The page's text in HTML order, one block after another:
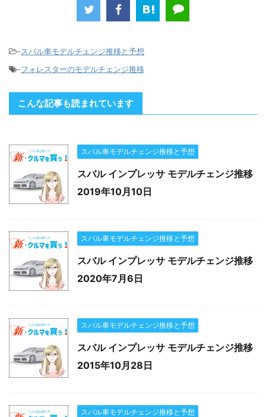
-スバル車モデルチェンジ推移と予想
-フォレスターのモデルチェンジ推移
こんな記事も読まれています
スバル車モデルチェンジ推移と予想
スバル インプレッサ モデルチェンジ推移
2019年10月10日
スバル車モデルチェンジ推移と予想
スバル インプレッサ モデルチェンジ推移
2020年7月6日
スバル車モデルチェンジ推移と予想
スバル インプレッサ モデルチェンジ推移
2015年10月28日
スバル車モデルチェンジ推移と予想